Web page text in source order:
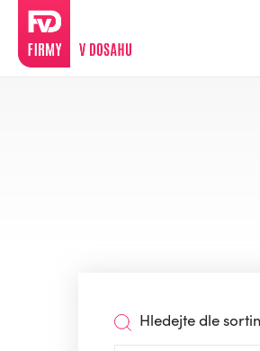
Hledejte dle